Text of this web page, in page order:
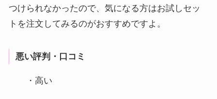
つけられなかったので、気になる方はお試しセッ
トを注文してみるのがおすすめですよ。
悪い評判・口コミ
・高い